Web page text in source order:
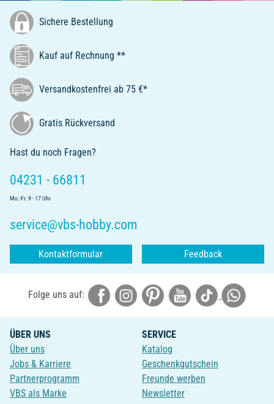
Sichere Bestellung
Kauf auf Rechnung **
Versandkostenfrei ab 75 €*
Gratis Rückversand
Hast du noch Fragen?
04231 - 66811
Mo.-Fr. 9 - 17 Uhr
service@vbs-hobby.com
Kontaktformular Feedback
Folge uns auf:
ÜBER UNS
Über uns
Jobs & Karriere
Partnerprogramm
VBS als Marke
SERVICE
Katalog
Geschenkgutschein
Freunde werben
Newsletter